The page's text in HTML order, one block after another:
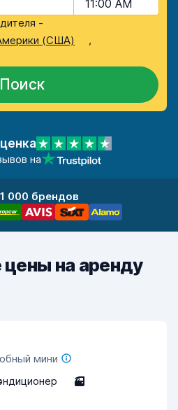
11:00 AM
-
(США)
,
Поиск
на
000 брендов
на аренду
мини
3